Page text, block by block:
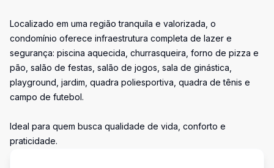
Localizado em uma região tranquila e valorizada, o
condomínio oferece infraestrutura completa de lazer e
segurança: piscina aquecida, churrasqueira, forno de pizza e
pão, salão de festas, salão de jogos, sala de ginástica,
playground, jardim, quadra poliesportiva, quadra de tênis e
campo de futebol.
Ideal para quem busca qualidade de vida, conforto e
praticidade.